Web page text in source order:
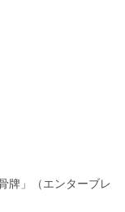
牌」（エンターブレ